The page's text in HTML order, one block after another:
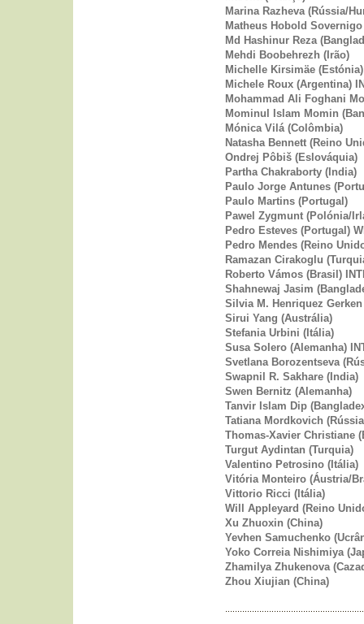
Marina Razheva (Rússia/
Matheus Hobold
Md Hashinur Reza
Mehdi Boobehrezh (Irão)
Michelle Kirsimäe (Estónia)
Michele Roux (Argentina)
Mohammad Ali Foghani
Mominul Islam Momin
Mónica Vilá (Colômbia)
Natasha Bennett (Reino
Ondrej Pôbiš (Eslováquia)
Partha Chakraborty (India)
Paulo Jorge Antunes
Paulo Martins (Portugal)
Pawel Zygmunt (Polónia/
Pedro Esteves (Portugal)
Pedro Mendes (Reino
Ramazan Cirakoglu
Roberto Vámos (Brasil)
Shahnewaj Jasim
Silvia M. Henriquez
Sirui Yang (Austrália)
Stefania Urbini (Itália)
Susa Solero (Alemanha)
Svetlana Borozentseva
Swapnil R. Sakhare (India)
Swen Bernitz (Alemanha)
Tanvir Islam Dip
Tatiana Mordkovich
Thomas-Xavier Christiane
Turgut Aydintan (Turquia)
Valentino Petrosino (Itália)
Vitória Monteiro (Áustria/
Vittorio Ricci (Itália)
Will Appleyard (Reino
Xu Zhuoxin (China)
Yevhen Samuchenko
Yoko Correia Nishimiya
Zhamilya Zhukenova
Zhou Xiujian (China)